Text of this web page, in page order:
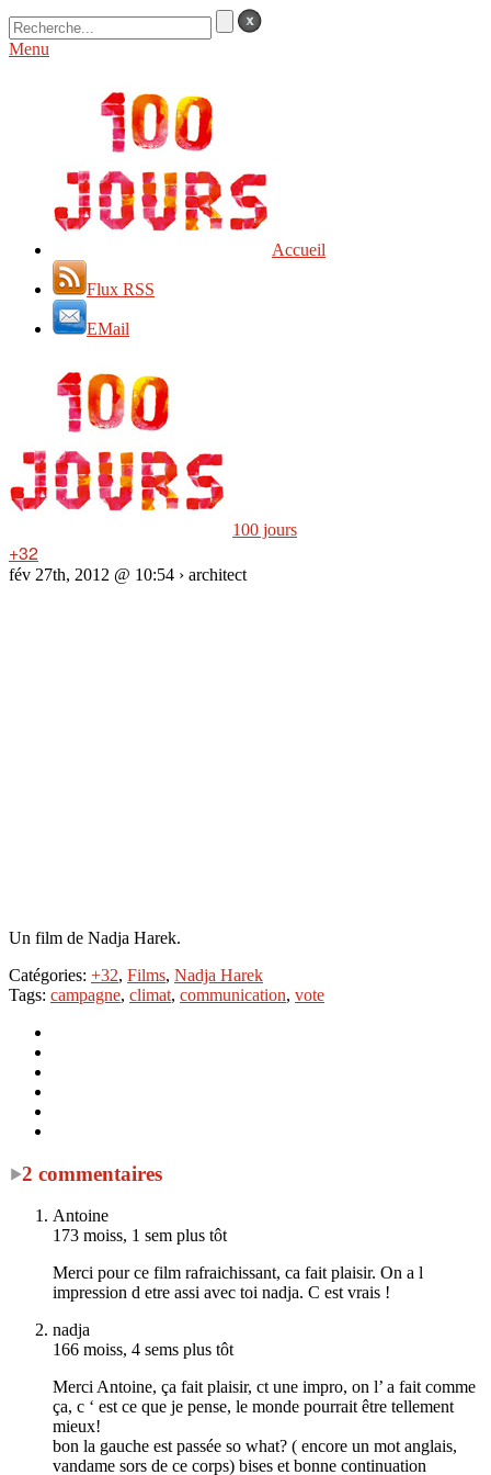
Menu
Accueil
Flux RSS
EMail
100 jours
+32
fév 27th, 2012 @ 10:54 › architect
Un film de Nadja Harek.
Catégories: +32, Films, Nadja Harek
Tags: campagne, climat, communication, vote
2 commentaires
Antoine
173 moiss, 1 sem plus tôt
Merci pour ce film rafraichissant, ca fait plaisir. On a l
impression d etre assi avec toi nadja. C est vrais !
nadja
166 moiss, 4 sems plus tôt
Merci Antoine, ça fait plaisir, ct une impro, on l’ a fait comme
ça, c ‘ est ce que je pense, le monde pourrait être tellement
mieux!
bon la gauche est passée so what? ( encore un mot anglais,
vandame sors de ce corps) bises et bonne continuation